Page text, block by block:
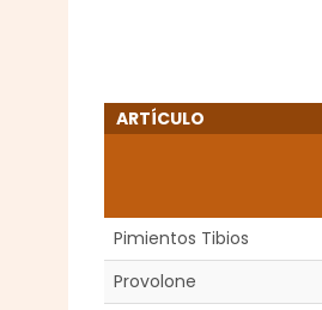
ARTÍCULO
Pimientos Tibios
Provolone